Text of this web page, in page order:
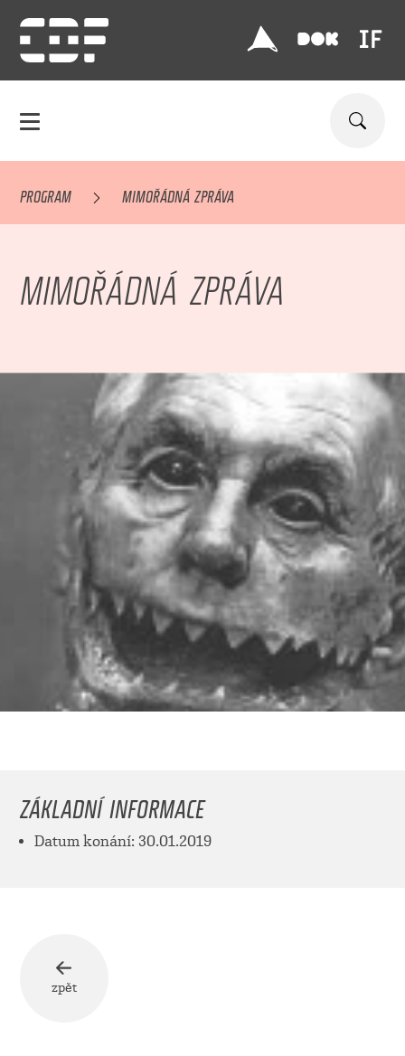
PROGRAM MIMOŘÁDNÁ ZPRÁVA
MIMOŘÁDNÁ ZPRÁVA
ZÁKLADNÍ INFORMACE
Datum konání: 30.01.2019
zpět